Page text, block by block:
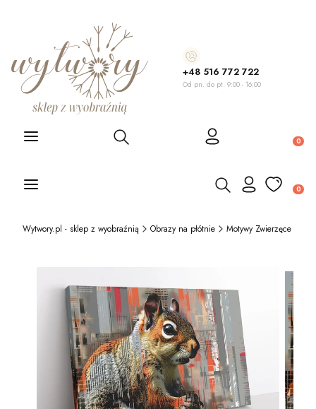
+48 516 772 722
Od pn. do pt. 9:00 - 16:00
Otwórz wyszukiwarkę
Otwórz wyszukiwarkę
Wytwory.pl - sklep z wyobraźnią Obrazy na płótnie Motywy Zwierzęce